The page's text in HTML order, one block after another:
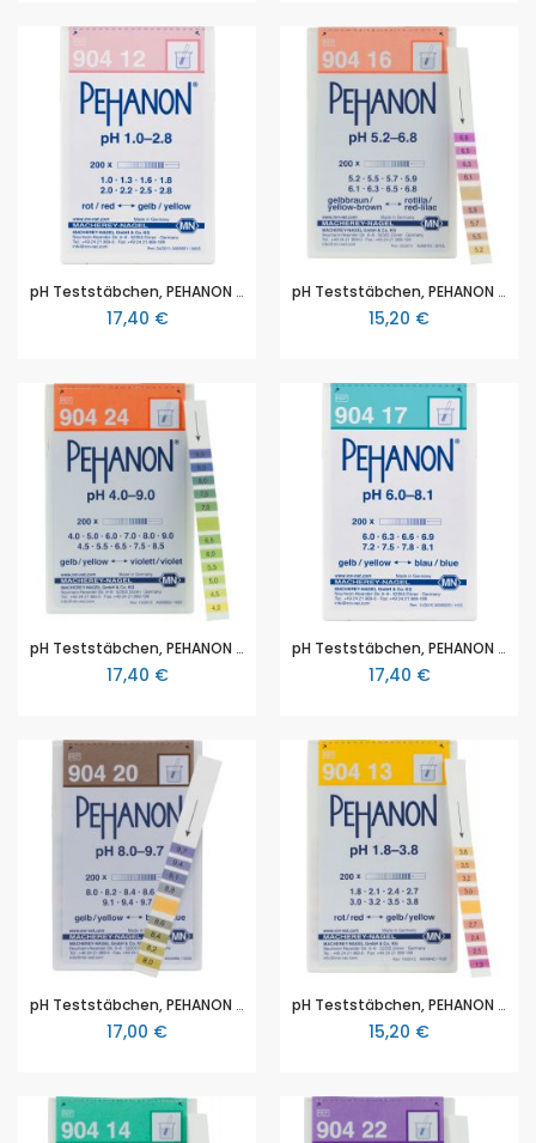
pH Teststäbchen, PEHANON pH 1,0–2,8, für gefärbte Proben, Maße 11 x 100 mm, Packung mit 200 Teststreifen
17,40 €
pH Teststäbchen, PEHANON pH 5,2–6,8, für gefärbte Proben, Maße 11 x 100 mm, Packung mit 200 Teststreifen
15,20 €
pH Teststäbchen, PEHANON pH 4,0–9,0, für gefärbte Proben, Maße 11 x 100 mm, Packung mit 200 Teststreifen
17,40 €
pH Teststäbchen, PEHANON pH 6,0–8,1, für gefärbte Proben, Maße 11 x 100 mm, Packung mit 200 Teststreifen
17,40 €
pH Teststäbchen, PEHANON pH 8,0–9,7, für gefärbte Proben, Maße 11 x 100 mm, Packung mit 200 Teststreifen
17,00 €
pH Teststäbchen, PEHANON pH 1,8–3,8, für gefärbte Proben, Maße 11 x 100 mm, Packung mit 200 Teststreifen
15,20 €